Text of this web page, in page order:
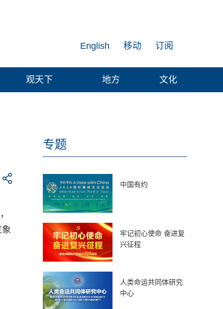
订阅
移动
English
观天下 地方 文化
专题
中国有约
牢记初心使命 奋进复
兴征程
人类命运共同体研究
中心